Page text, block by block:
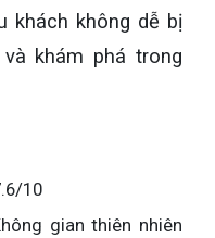
khách không dễ bị
khám phá trong
10
gian thiên nhiên